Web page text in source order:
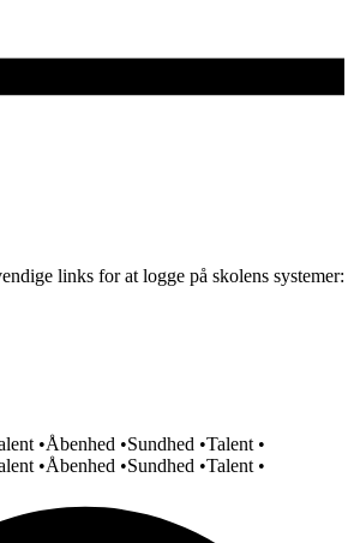
links for at logge på skolens systemer:
•Åbenhed •Sundhed •Talent •
•Åbenhed •Sundhed •Talent •